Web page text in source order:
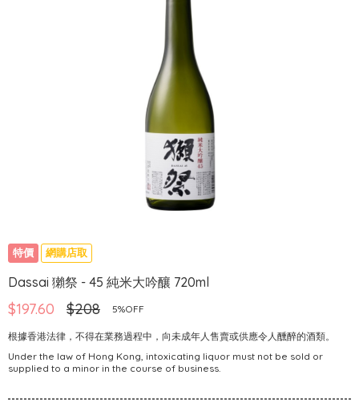
特價 網購店取
Dassai 獺祭 - 45 純米大吟釀 720ml
$197.60 $208 5%OFF
根據香港法律，不得在業務過程中，向未成年人售賣或供應令人醺醉的酒類。
Under the law of Hong Kong, intoxicating liquor must not be sold or
supplied to a minor in the course of business.